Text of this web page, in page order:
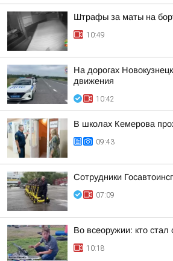
Штрафы за маты на
10:49
На дорогах
движения
10:42
В школах Кемерова
09:43
Сотрудники
07:09
Во всеоружии: кто
10:18